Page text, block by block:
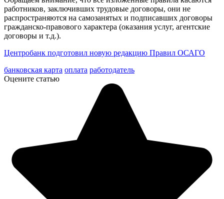
работников, заключивших трудовые договоры, они не
распространяются на самозанятых и подписавших договоры
гражданско-правового характера (оказания услуг, агентские
договоры и т.д.).
Центробанк подготовил новую редакцию Правил ОСАГО
банковская карта оплата работодатель
Оцените статью